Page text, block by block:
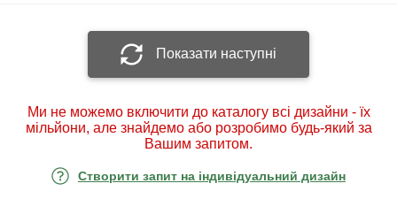
Показати наступні
Ми не можемо включити до каталогу всі дизайни - їх
мільйони, але знайдемо або розробимо будь-який за
Вашим запитом.
Створити запит на індивідуальний дизайн